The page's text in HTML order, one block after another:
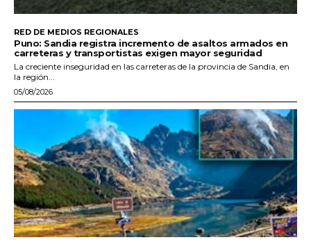
RED DE MEDIOS REGIONALES
Puno: Sandia registra incremento de asaltos armados en
carreteras y transportistas exigen mayor seguridad
La creciente inseguridad en las carreteras de la provincia de Sandia, en
la región...
05/08/2026